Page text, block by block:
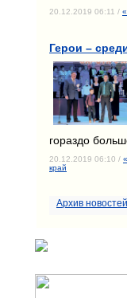
20.12.2019 06:11 /
Герои –
гораздо
20.12.2019 06:10 /
край
Архив новостей